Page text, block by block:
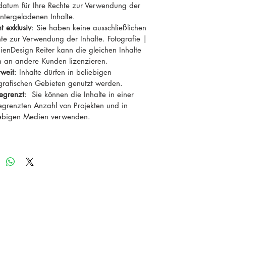
für Ihre Rechte zur Verwendung der
Inhalte.
exklusiv: Sie haben keine ausschließlichen
zur Verwendung der Inhalte. Fotografie |
Reiter kann die gleichen Inhalte
an andere Kunden lizenzieren.
: Inhalte dürfen in beliebigen
Gebieten genutzt werden.
: Sie können die Inhalte in einer
Anzahl von Projekten und in
Medien verwenden.